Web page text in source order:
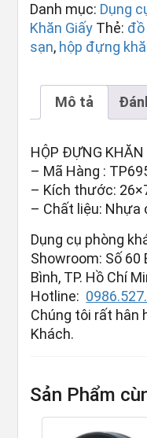
Danh mục: Dụng
Khăn Giấy Thẻ: đồ
sạn, hộp đựng
Mô tả
HỘP ĐỰNG KHĂN
– Mã Hàng :
– Kích thước:
– Chất liệu: Nhựa
Dụng cụ phòng
Showroom: Số 60
Bình, TP. Hồ Chí
Hotline:
Chúng tôi rất hân
Khách.
Sản Phẩm